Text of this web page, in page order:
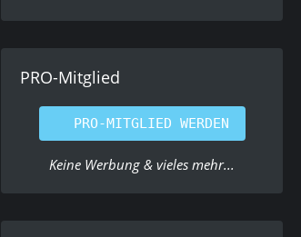
PRO-Mitglied
PRO-MITGLIED WERDEN
Keine Werbung & vieles mehr...